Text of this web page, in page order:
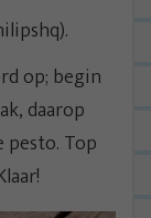
op; begin
daarop
pesto. Top